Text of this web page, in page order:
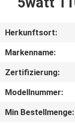
ÜBER
UNS
FABRIK-
AUSFLUG
Gainlaser
All
Rights
Herkunftsort:
Markenname:
Zertifizierung:
Modellnummer:
Min Bestellmenge: